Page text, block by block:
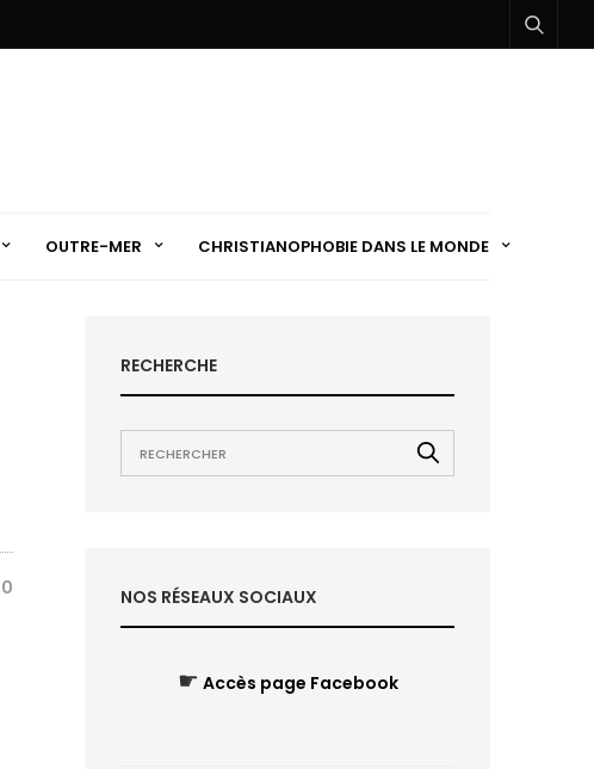
OUTRE-MER CHRISTIANOPHOBIE DANS LE MONDE
0
RECHERCHE
NOS RÉSEAUX SOCIAUX
☛ Accès page Facebook